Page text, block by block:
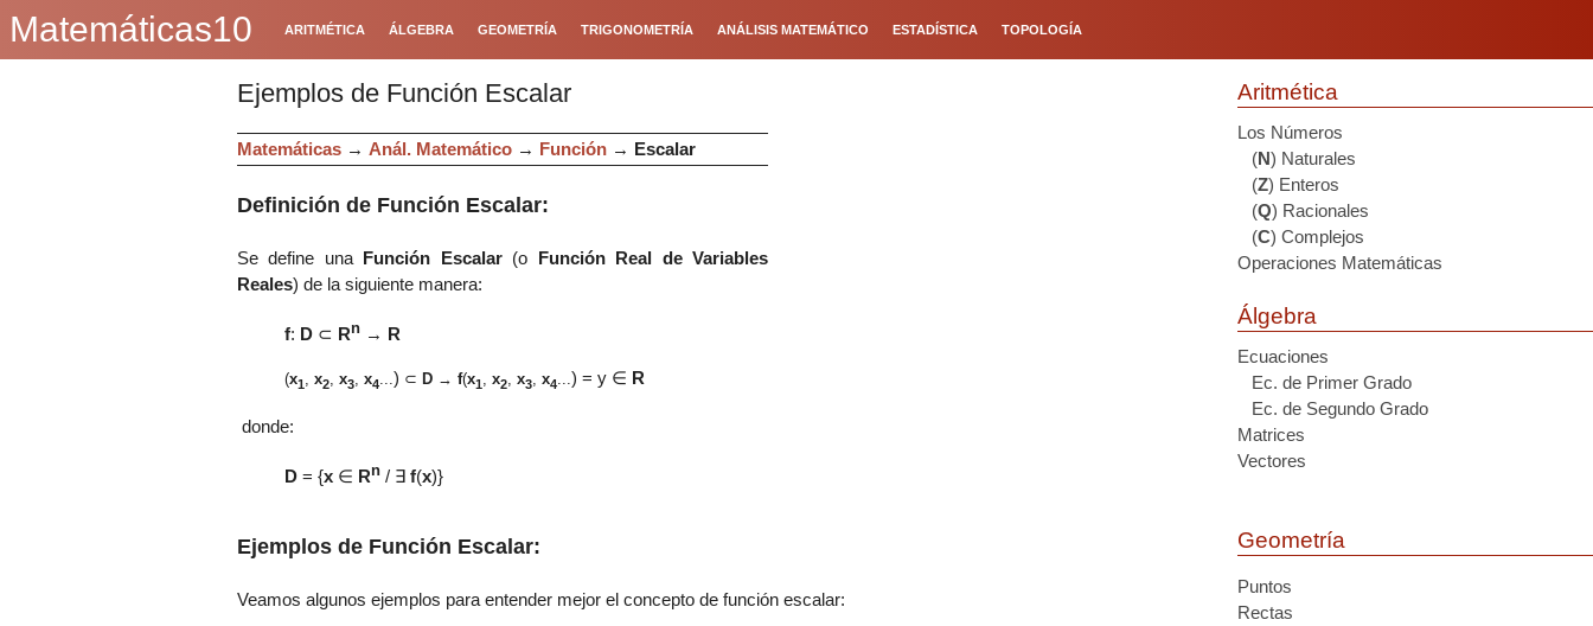
Matemáticas10 ARITMÉTICA ÁLGEBRA GEOMETRÍA TRIGONOMETRÍA ANÁLISIS MATEMÁTICO ESTADÍSTICA TOPOLOGÍA
Ejemplos de Función Escalar
Matemáticas → Anál. Matemático → Función → Escalar
Definición de Función Escalar:
Se define una Función Escalar (o Función Real de Variables
Reales) de la siguiente manera:
f: D ⊂ Rn → R
(x1 x2 x3 x4 ) ⊂ D → f(x1 x2 x3 x4 ) = y ∈ R
donde:
D = {x ∈ Rn / ∃ f(x)}
Ejemplos de Función Escalar:
Veamos algunos ejemplos para entender mejor el concepto de función escalar:
Aritmética
Los Números
(N) Naturales
(Z) Enteros
(Q) Racionales
(C) Complejos
Operaciones Matemáticas
Álgebra
Ecuaciones
Ec. de Primer Grado
Ec. de Segundo Grado
Matrices
Vectores
Geometría
Puntos
Rectas